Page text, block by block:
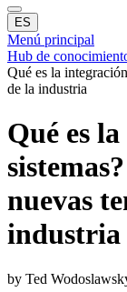
ES
Menú principal
Hub de
Qué es la
de la industria
Qué es
nuevas
industria
by Ted